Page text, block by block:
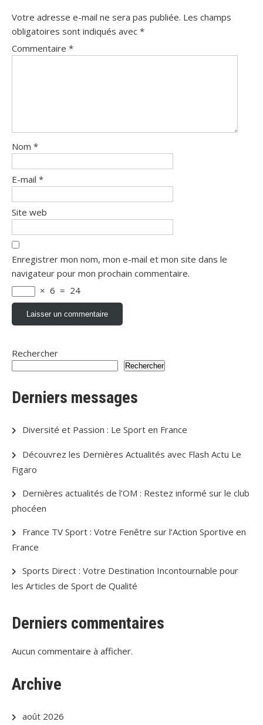
Votre adresse e-mail ne sera pas publiée. Les champs
obligatoires sont indiqués avec *
Commentaire *
Nom *
E-mail *
Site web
Enregistrer mon nom, mon e-mail et mon site dans le
navigateur pour mon prochain commentaire.
× 6 = 24
Rechercher
Rechercher
Derniers messages
Diversité et Passion : Le Sport en France
Découvrez les Dernières Actualités avec Flash Actu Le
Figaro
Dernières actualités de l’OM : Restez informé sur le club
phocéen
France TV Sport : Votre Fenêtre sur l’Action Sportive en
France
Sports Direct : Votre Destination Incontournable pour
les Articles de Sport de Qualité
Derniers commentaires
Aucun commentaire à afficher.
Archive
août 2026